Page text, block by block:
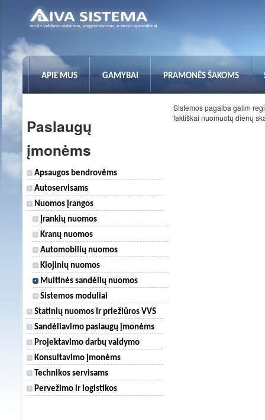
APIE MUS GAMYBAI PRAMONĖS ŠAKOMS
Paslaugų
įmonėms
Apsaugos bendrovėms
Autoservisams
Nuomos įrangos
Įrankių nuomos
Kranų nuomos
Automobilių nuomos
Klojinių nuomos
Muitinės sandėlių nuomos
Sistemos moduliai
Statinių nuomos ir priežiūros VVS
Sandėliavimo paslaugų įmonėms
Projektavimo darbų valdymo
Konsultavimo įmonėms
Technikos servisams
Pervežimo ir logistikos
Sistemos pagalba galim
faktiškai nuomuotų dienų